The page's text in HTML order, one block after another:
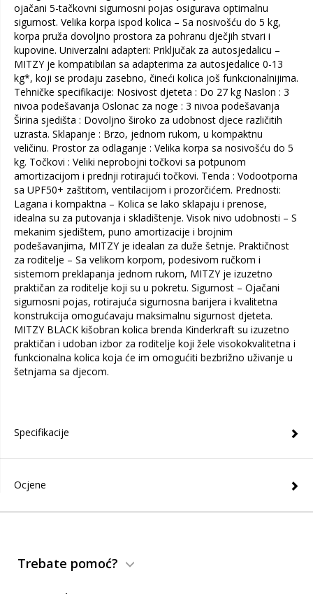
ojačani 5-tačkovni sigurnosni pojas osigurava optimalnu
sigurnost. Velika korpa ispod kolica – Sa nosivošću do 5 kg,
korpa pruža dovoljno prostora za pohranu dječjih stvari i
kupovine. Univerzalni adapteri: Priključak za autosjedalicu –
MITZY je kompatibilan sa adapterima za autosjedalice 0-13
kg*, koji se prodaju zasebno, čineći kolica još funkcionalnijima.
Tehničke specifikacije: Nosivost djeteta : Do 27 kg Naslon : 3
nivoa podešavanja Oslonac za noge : 3 nivoa podešavanja
Širina sjedišta : Dovoljno široko za udobnost djece različitih
uzrasta. Sklapanje : Brzo, jednom rukom, u kompaktnu
veličinu. Prostor za odlaganje : Velika korpa sa nosivošću do 5
kg. Točkovi : Veliki neprobojni točkovi sa potpunom
amortizacijom i prednji rotirajući točkovi. Tenda : Vodootporna
sa UPF50+ zaštitom, ventilacijom i prozorčićem. Prednosti:
Lagana i kompaktna – Kolica se lako sklapaju i prenose,
idealna su za putovanja i skladištenje. Visok nivo udobnosti – S
mekanim sjedištem, puno amortizacije i brojnim
podešavanjima, MITZY je idealan za duže šetnje. Praktičnost
za roditelje – Sa velikom korpom, podesivom ručkom i
sistemom preklapanja jednom rukom, MITZY je izuzetno
praktičan za roditelje koji su u pokretu. Sigurnost – Ojačani
sigurnosni pojas, rotirajuća sigurnosna barijera i kvalitetna
konstrukcija omogućavaju maksimalnu sigurnost djeteta.
MITZY BLACK kišobran kolica brenda Kinderkraft su izuzetno
praktičan i udoban izbor za roditelje koji žele visokokvalitetna i
funkcionalna kolica koja će im omogućiti bezbrižno uživanje u
šetnjama sa djecom.
Specifikacije
Ocjene
Trebate pomoć?